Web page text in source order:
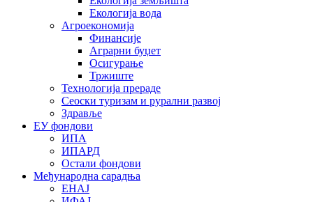
Екологија вода
Агроекономија
Финансије
Аграрни буџет
Осигурање
Тржиште
Технологија прераде
Сеоски туризам и рурални развој
Здравље
ЕУ фондови
ИПА
ИПАРД
Остали фондови
Међународна сарадња
ЕНАЈ